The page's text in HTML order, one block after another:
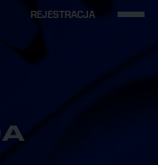
REJESTRACJA